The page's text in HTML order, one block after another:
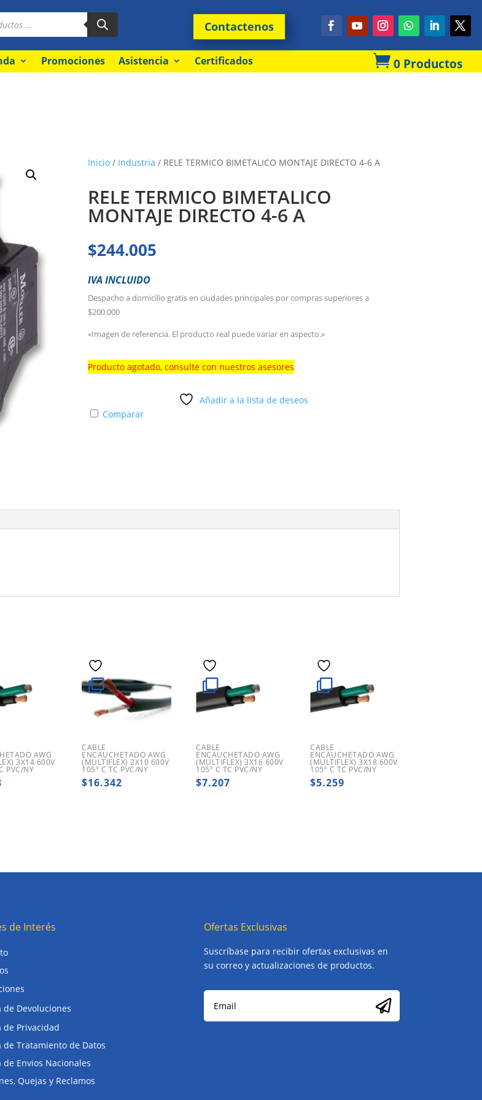
Contactenos
Promociones Asistencia Certificados  0 Productos
Inicio/ Industria / RELE TERMICO BIMETALICO MONTAJE DIRECTO 4-6 A
RELE TERMICO BIMETALICO
MONTAJE DIRECTO 4-6 A
$244.005
IVA INCLUIDO
Despacho a domicilio gratis en ciudades principales por compras superiores a
$200.000
«Imagen de referencia. El producto real puede variar en aspecto.»
Producto agotado, consulte con nuestros asesores
Añadir a la lista de deseos
Comparar
AWG
3X14 600V
PVC/NY
CABLE
ENCAUCHETADO AWG
(MULTIFLEX) 2X10 600V
105º C TC PVC/NY
$16.342
CABLE
ENCAUCHETADO AWG
(MULTIFLEX) 3X16 600V
105º C TC PVC/NY
$7.207
CABLE
ENCAUCHETADO AWG
(MULTIFLEX) 3X18 600V
105º C TC PVC/NY
$5.259
de Interés
de Devoluciones
de Privacidad
de Tratamiento de Datos
de Envios Nacionales
Quejas y Reclamos
Ofertas Exclusivas
Suscríbase para recibir ofertas exclusivas en
su correo y actualizaciones de productos.